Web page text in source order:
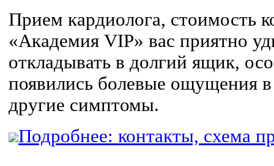
Прием кардиолога, стоимость
«Академия VIP» вас приятно
откладывать в долгий ящик,
появились болевые ощущения в
другие симптомы.
Подробнее: контакты, схема